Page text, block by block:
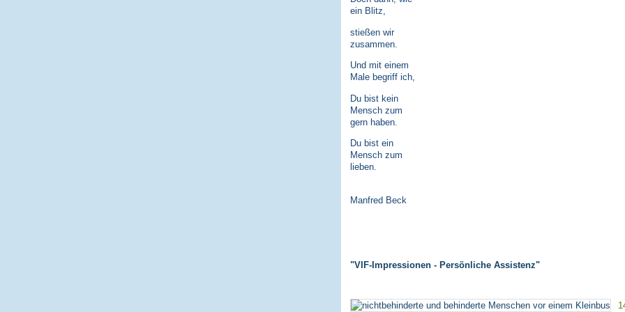
ein Blitz,
stießen wir
zusammen.
Und mit einem
Male begriff ich,
Du bist kein
Mensch zum
gern haben.
Du bist ein
Mensch zum
lieben.
Manfred Beck
"VIF-Impressionen - Persönliche Assistenz"